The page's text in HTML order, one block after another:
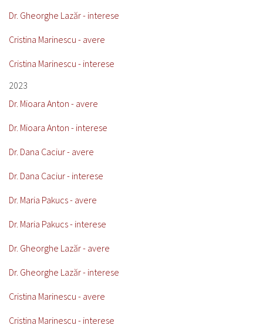
Dr. Gheorghe Lazăr - interese
Cristina Marinescu - avere
Cristina Marinescu - interese
2023
Dr. Mioara Anton - avere
Dr. Mioara Anton - interese
Dr. Dana Caciur - avere
Dr. Dana Caciur - interese
Dr. Maria Pakucs - avere
Dr. Maria Pakucs - interese
Dr. Gheorghe Lazăr - avere
Dr. Gheorghe Lazăr - interese
Cristina Marinescu - avere
Cristina Marinescu - interese